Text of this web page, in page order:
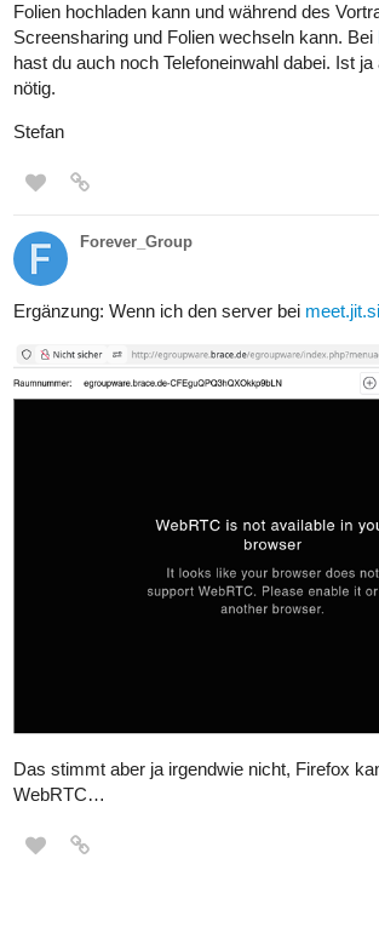
Folien hochladen kann und während des
Screensharing und Folien wechseln kann. Bei
hast du auch noch Telefoneinwahl dabei. Ist
nötig.
Stefan
Forever_Group
Ergänzung: Wenn ich den server bei meet.jit.si
Das stimmt aber ja irgendwie nicht, Firefox
WebRTC…